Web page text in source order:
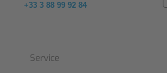
+33 3 88 99 92 84
Service